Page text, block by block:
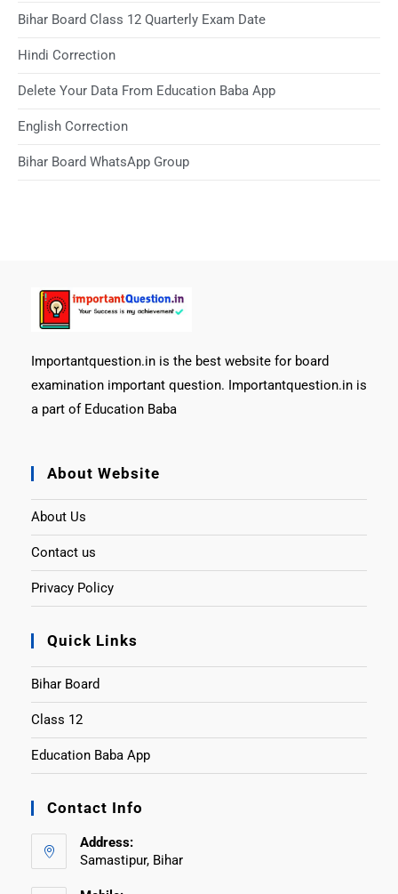
Bihar Board Class 12 Quarterly Exam Date
Hindi Correction
Delete Your Data From Education Baba App
English Correction
Bihar Board WhatsApp Group
Importantquestion.in is the best website for board
examination important question. Importantquestion.in is
a part of Education Baba
About Website
About Us
Contact us
Privacy Policy
Quick Links
Bihar Board
Class 12
Education Baba App
Contact Info
Address:
Samastipur, Bihar